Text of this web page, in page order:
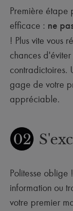
Première étape
efficace : ne
! Plus vite vous
chances
contradictoires.
gage de votre
appréciable.
02
Politesse oblige
information ou
votre premier